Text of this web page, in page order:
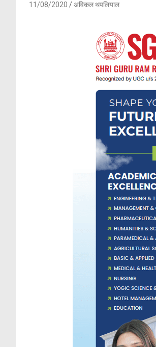
11/08/2020 अविकल थपलियाल